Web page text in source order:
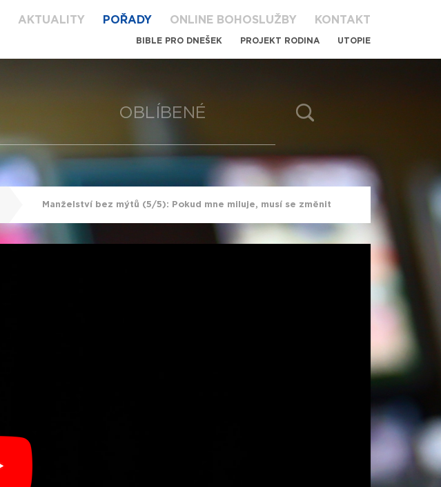
AKTUALITY POŘADY ONLINE BOHOSLUŽBY KONTAKT
BIBLE PRO DNEŠEK PROJEKT RODINA UTOPIE
OBLÍBENÉ
Manželství bez mýtů (5/5): Pokud mne miluje, musí se změnit